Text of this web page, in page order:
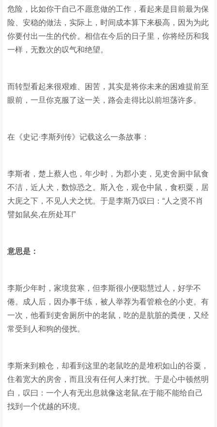
危险，比如你干自己不愿意做的工作，看起来是目前最为保
险、安稳的做法，实际上，时间成本算下来极高，因为为此
你要付出一生的代价。相信在今后的日子里，你将经历和我
一样，无数次的叹气和绝望。
而转型看起来很艰难、困苦，其实是将你未来的困难提前至
眼前，一旦你克服了这一关，路会走得比以前坦荡许多。
在《史记·李斯列传》记载这么一条故事：
李斯者，楚上蔡人也，年少时，为郡小吏，见吏舍厕中鼠食
不洁，近人犬，数惊恐之。斯入仓，观仓中鼠，食积粟，居
大庑之下，不见人犬之忧。于是李斯乃叹曰：“人之贤不肖
譬如鼠矣,在所处耳!”
意思是：
李斯少年时，家境贫寒，但李斯很小便聪慧过人，好学不
倦。成人后，因办事干练，被人举荐为看管粮仓的小吏。有
一次，他看到吏舍厕所中的老鼠，吃的是肮脏的粪便，又经
常受到人和狗的侵扰。
李斯来到粮仓，却看到这里的老鼠吃的是堆积如山的谷粟，
住着宽大的房舍，而且没有任何人来打扰。于是心中顿然明
白，叹曰：一个人有无出息就像这老鼠,在于能不能给自己
找到一个优越的环境。